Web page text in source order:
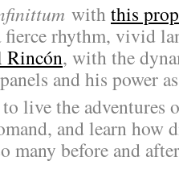
with this
rhythm, vivid
Rincón, with the
and his power
live the adventures
and learn how
many before and